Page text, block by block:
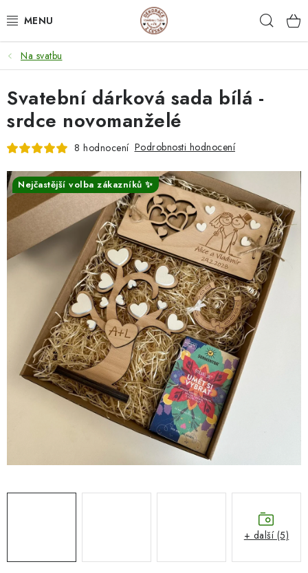
na
NEJPRODÁVANĚJŠÍ
SVATEBNÍ DARY/ DEKORACE 💍
DÁRKOVÉ BOXY A KRABIČKY
PERSONALIZOVANÉ DÁRKY ✨
DÁRKY
DŘEVĚNÉ DEKORACE
SEZÓNNÍ DEKORACE
DÁRKY Z LÁSKY
NOVINKY
🔥 AKCE A SLEVY
Doprava a platba Obchodní podmínky
Vrácení zboží
Na svatbu
Svatební dárková sada bílá -
srdce novomanželé
8 hodnocení Podrobnosti hodnocení
Nejčastější volba zákazníků ✨
+ další (5)